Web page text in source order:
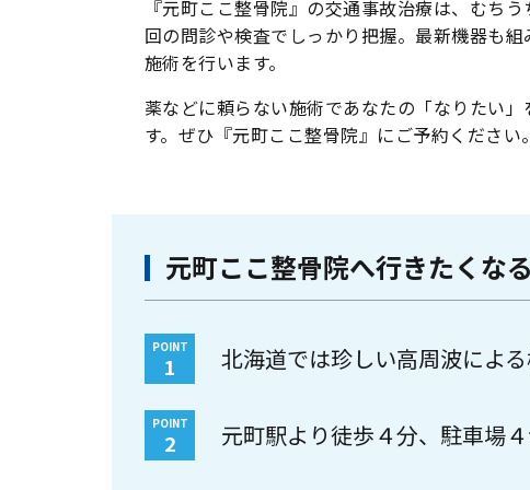
『元町ここ整骨院』の交通事故治療は、むち
回の問診や検査でしっかり把握。最新機器も
施術を行います。
薬などに頼らない施術であなたの「なりたい
す。ぜひ『元町ここ整骨院』にご予約ください。
元町ここ整骨院へ行きたくな
POINT
1 北海道では珍しい高周波によ
POINT
2 元町駅より徒歩４分、駐車場